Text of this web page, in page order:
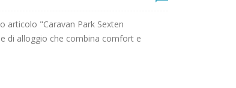
articolo "Caravan Park Sexten
di alloggio che combina comfort e